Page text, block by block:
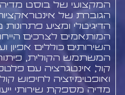
המקצועי של בוסט
הגוברת של
הדיגיטלי ומציע
המותאמים לצרכים
השירותים כוללים אפיון
המשתמש הקולית,
קול, אינטגרציה עם
ואופטימיזציה לחיפוש
מדיה מספקת שירותי